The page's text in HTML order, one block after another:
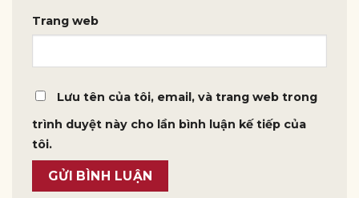
Trang web
Lưu tên của tôi, email, và trang web trong
trình duyệt này cho lần bình luận kế tiếp của
tôi.